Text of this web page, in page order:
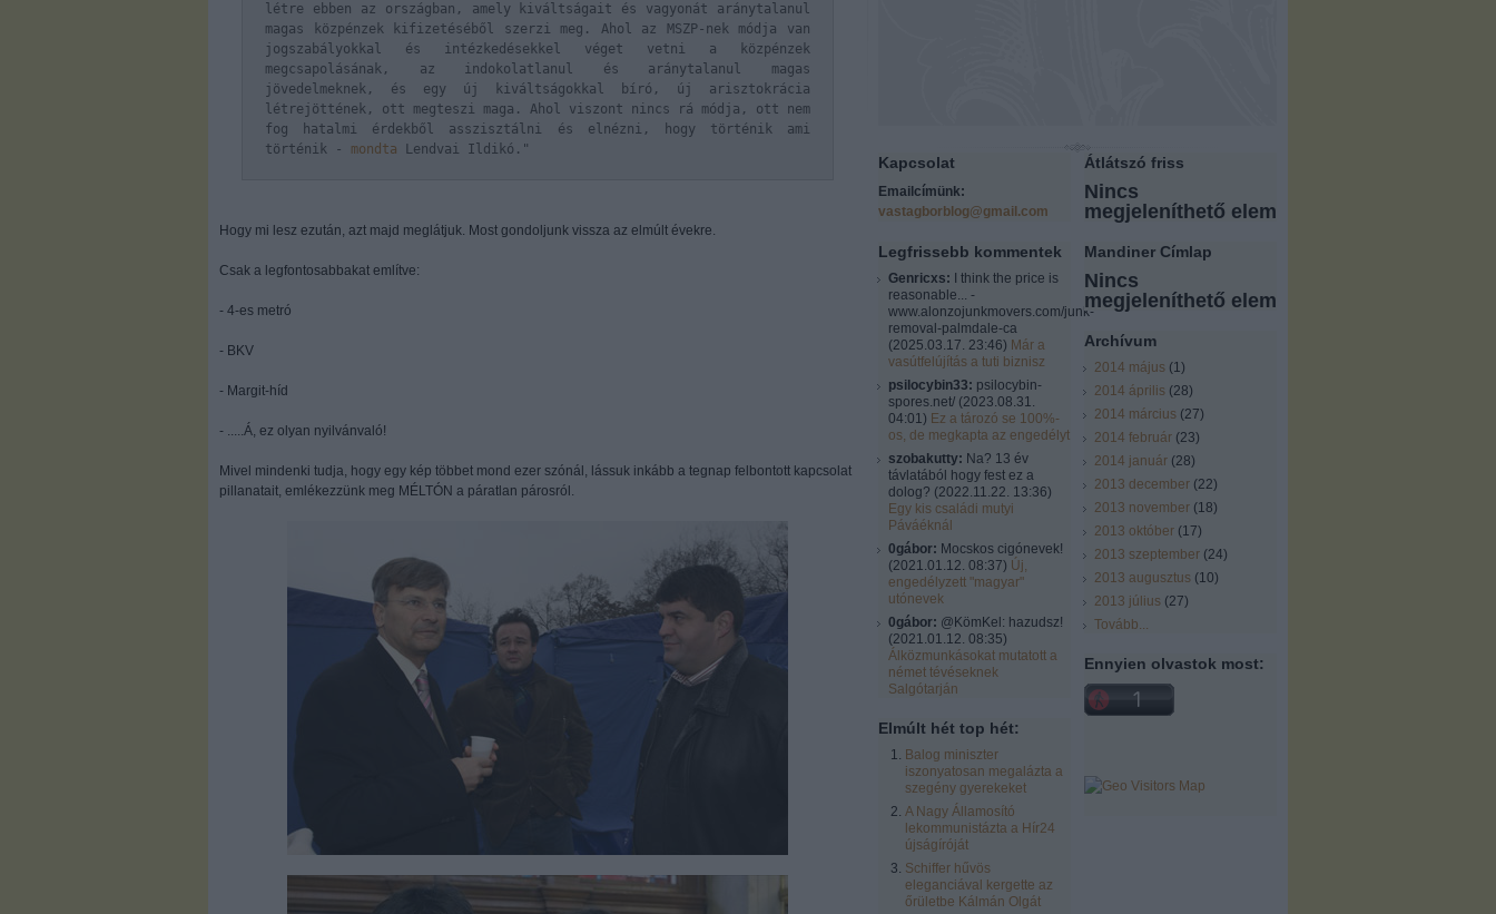
létre ebben az országban, amely kiváltságait és vagyonát aránytalanul
magas közpénzek kifizetéséből szerzi meg. Ahol az MSZP-nek módja van
jogszabályokkal és intézkedésekkel véget vetni a közpénzek
megcsapolásának, az indokolatlanul és aránytalanul magas
jövedelmeknek, és egy új kiváltságokkal bíró, új arisztokrácia
létrejöttének, ott megteszi maga. Ahol viszont nincs rá módja, ott nem
fog hatalmi érdekből asszisztálni és elnézni, hogy történik ami
történik - mondta Lendvai Ildikó."
Hogy mi lesz ezután, azt majd meglátjuk. Most gondoljunk vissza az elmúlt évekre.
Csak a legfontosabbakat említve:
- 4-es metró
- BKV
- Margit-híd
- .....Á, ez olyan nyilvánvaló!
Mivel mindenki tudja, hogy egy kép többet mond ezer szónál, lássuk inkább a tegnap felbontott kapcsolat
pillanatait, emlékezzünk meg MÉLTÓN a páratlan párosról.
Kapcsolat
Emailcímünk:
vastagborblog@gmail.com
Legfrissebb kommentek
Genricxs: I think the price is
reasonable... -
www.alonzojunkmovers.com/junk-
removal-palmdale-ca
(2025.03.17. 23:46) Már a
vasútfelújítás a tuti biznisz
psilocybin33: psilocybin-
spores.net/ (2023.08.31.
04:01) Ez a tározó se 100%-
os, de megkapta az engedélyt
szobakutty: Na? 13 év
távlatából hogy fest ez a
dolog? (2022.11.22. 13:36)
Egy kis családi mutyi
Páváéknál
0gábor: Mocskos cigónevek!
(2021.01.12. 08:37) Új,
engedélyzett "magyar"
utónevek
0gábor: @KömKel: hazudsz!
(2021.01.12. 08:35)
Álközmunkásokat mutatott a
német tévéseknek
Salgótarján
Elmúlt hét top hét:
Balog miniszter
iszonyatosan megalázta a
szegény gyerekeket
A Nagy Államosító
lekommunistázta a Hír24
újságíróját
Schiffer hűvös
eleganciával kergette az
őrületbe Kálmán Olgát
Átlátszó friss
Nincs
megjeleníthető elem
Mandiner Címlap
Nincs
megjeleníthető elem
Archívum
2014 május (1)
2014 április (28)
2014 március (27)
2014 február (23)
2014 január (28)
2013 december (22)
2013 november (18)
2013 október (17)
2013 szeptember (24)
2013 augusztus (10)
2013 július (27)
Tovább...
Ennyien olvastok most: